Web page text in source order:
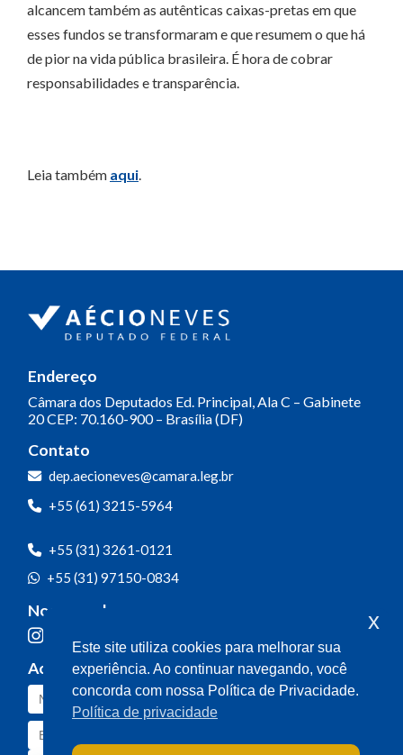
alcancem também as autênticas caixas-pretas em que
esses fundos se transformaram e que resumem o que há
de pior na vida pública brasileira. É hora de cobrar
responsabilidades e transparência.
Leia também aqui.
Endereço
Câmara dos Deputados Ed. Principal, Ala C – Gabinete
20CEP: 70.160-900 – Brasília (DF)
Contato
dep.aecioneves@camara.leg.br
+55 (61) 3215-5964
+55 (31) 3261-0121
+55 (31) 97150-0834
Nossas redes
Acompanhe o meu mandato
Este site utiliza cookies para melhorar sua
experiência. Ao continuar navegando, você
concorda com nossa Política de Privacidade.
Política de privacidade
x